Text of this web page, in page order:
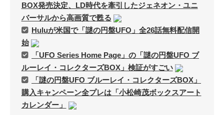
BOX発売決定、LD時代を牽引したジェネオン・ユニ
バーサルから高画質で甦る
Huluが米国で「謎の円盤UFO」全26話無料配信開
始
「UFO Series Home Page」の「謎の円盤UFO ブ
ルーレイ・コレクターズBOX」検証がすごい
「謎の円盤UFO ブルーレイ・コレクターズBOX」
購入キャンペーン全プレは「小松崎茂ボックスアート
カレンダー」